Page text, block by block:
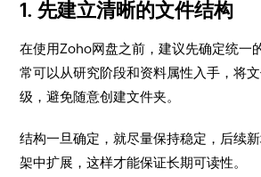
1. 先建立清晰的文件结构
在使用Zoho网盘之前，建议先确定统一
常可以从研究阶段和资料属性入手，将
级，避免随意创建文件夹。
结构一旦确定，就尽量保持稳定，后续
架中扩展，这样才能保证长期可读性。